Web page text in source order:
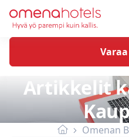
Skip to content
Artikkelit
Omenan